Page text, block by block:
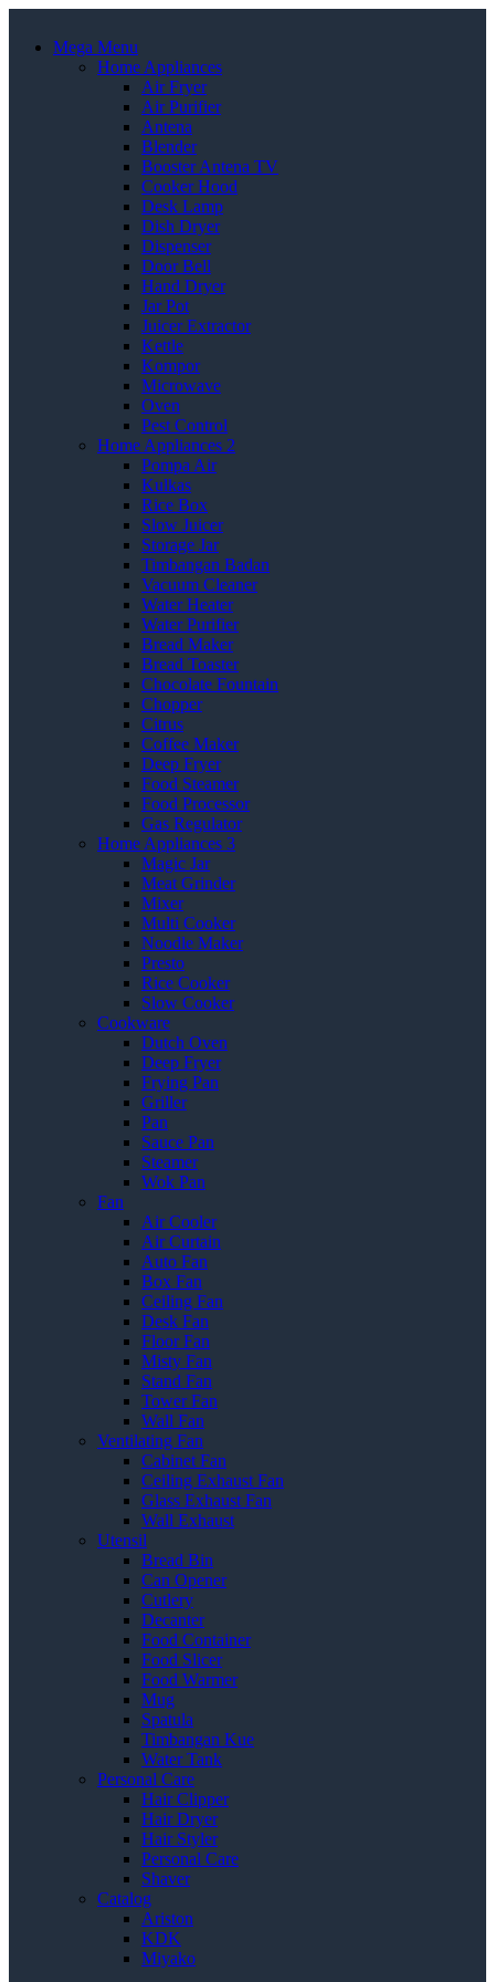
Mega Menu
Home Appliances
Air Fryer
Air Purifier
Antena
Blender
Booster Antena TV
Cooker Hood
Desk Lamp
Dish Dryer
Dispenser
Door Bell
Hand Dryer
Jar Pot
Juicer Extractor
Kettle
Kompor
Microwave
Oven
Pest Control
Home Appliances 2
Pompa Air
Kulkas
Rice Box
Slow Juicer
Storage Jar
Timbangan Badan
Vacuum Cleaner
Water Heater
Water Purifier
Bread Maker
Bread Toaster
Chocolate Fountain
Chopper
Citrus
Coffee Maker
Deep Fryer
Food Steamer
Food Processor
Gas Regulator
Home Appliances 3
Magic Jar
Meat Grinder
Mixer
Multi Cooker
Noodle Maker
Presto
Rice Cooker
Slow Cooker
Cookware
Dutch Oven
Deep Fryer
Frying Pan
Griller
Pan
Sauce Pan
Steamer
Wok Pan
Fan
Air Cooler
Air Curtain
Auto Fan
Box Fan
Ceiling Fan
Desk Fan
Floor Fan
Misty Fan
Stand Fan
Tower Fan
Wall Fan
Ventilating Fan
Cabinet Fan
Ceiling Exhaust Fan
Glass Exhaust Fan
Wall Exhaust
Utensil
Bread Bin
Can Opener
Cutlery
Decanter
Food Container
Food Slicer
Food Warmer
Mug
Spatula
Timbangan Kue
Water Tank
Personal Care
Hair Clipper
Hair Dryer
Hair Styler
Personal Care
Shaver
Catalog
Ariston
KDK
Miyako